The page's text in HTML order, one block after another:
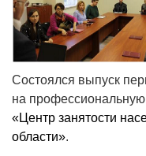
Состоялся выпуск
на
«Центр занятости
области».